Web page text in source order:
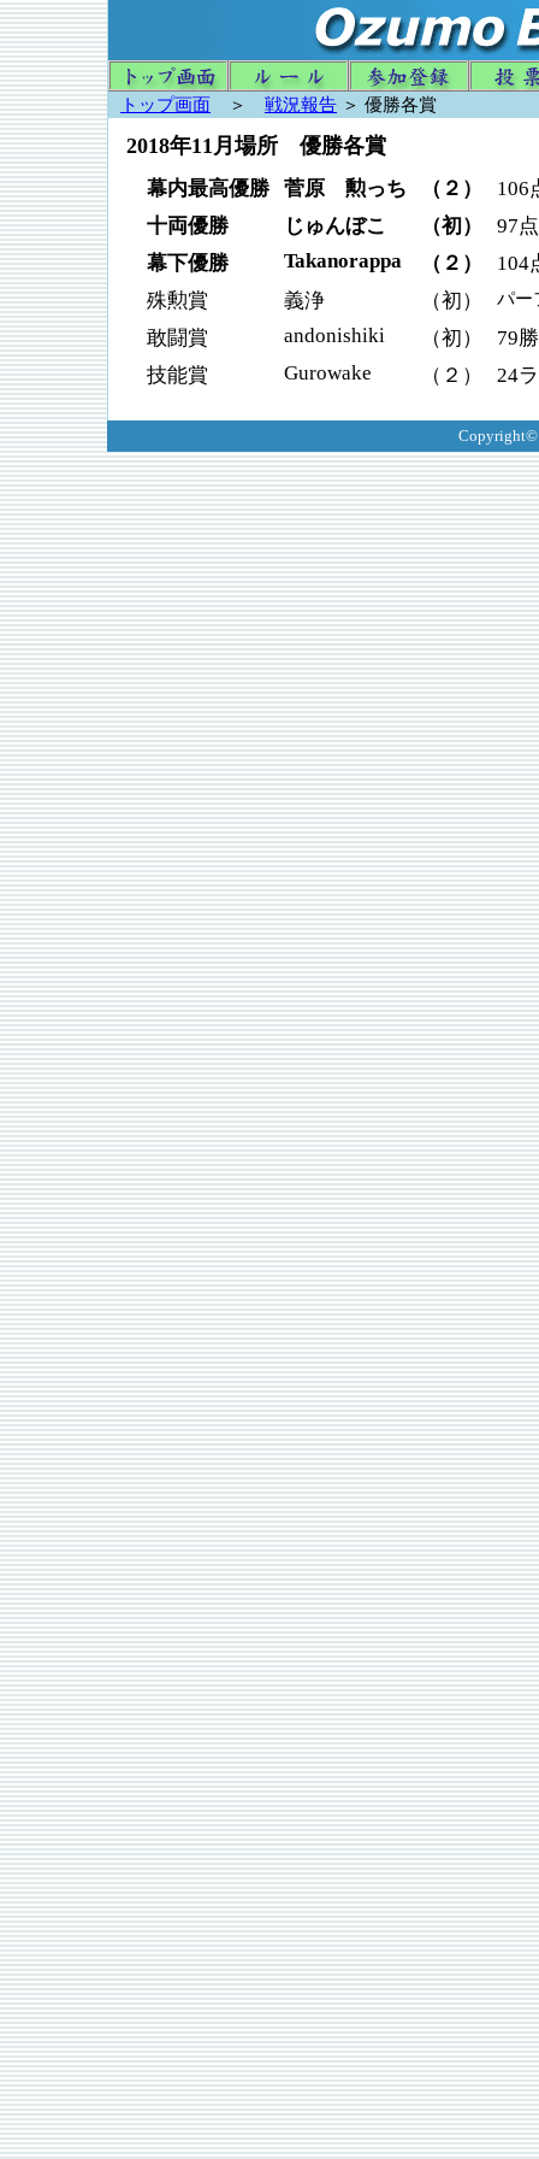
トップ画面 ＞ 戦況報告 ＞ 優勝各賞
2018年11月場所 優勝各賞
幕内最高優勝 菅原 勲っち （２）
106
十両優勝
じゅんぼこ （初）
97点
幕下優勝
Takanorappa （２）
104
殊勲賞
義浄 （初） パー
敢闘賞 andonishiki （初）
79勝
技能賞
Gurowake （２） 24